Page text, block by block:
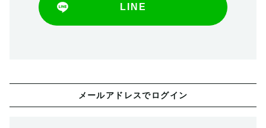
LINE
メールアドレスでログイン